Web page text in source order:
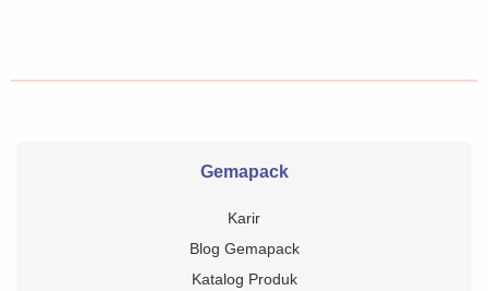
Gemapack
Karir
Blog Gemapack
Katalog Produk